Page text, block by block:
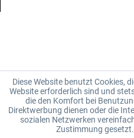
Diese Website benutzt Cookies,
Website erforderlich sind und
die den Komfort bei
Direktwerbung dienen oder die
sozialen Netzwerken
Zustimmung gesetzt.